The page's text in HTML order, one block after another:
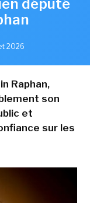
député
2026
Raphan,
son
et
sur les